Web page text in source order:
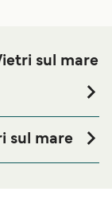
sul mare
la nostra
sul mare